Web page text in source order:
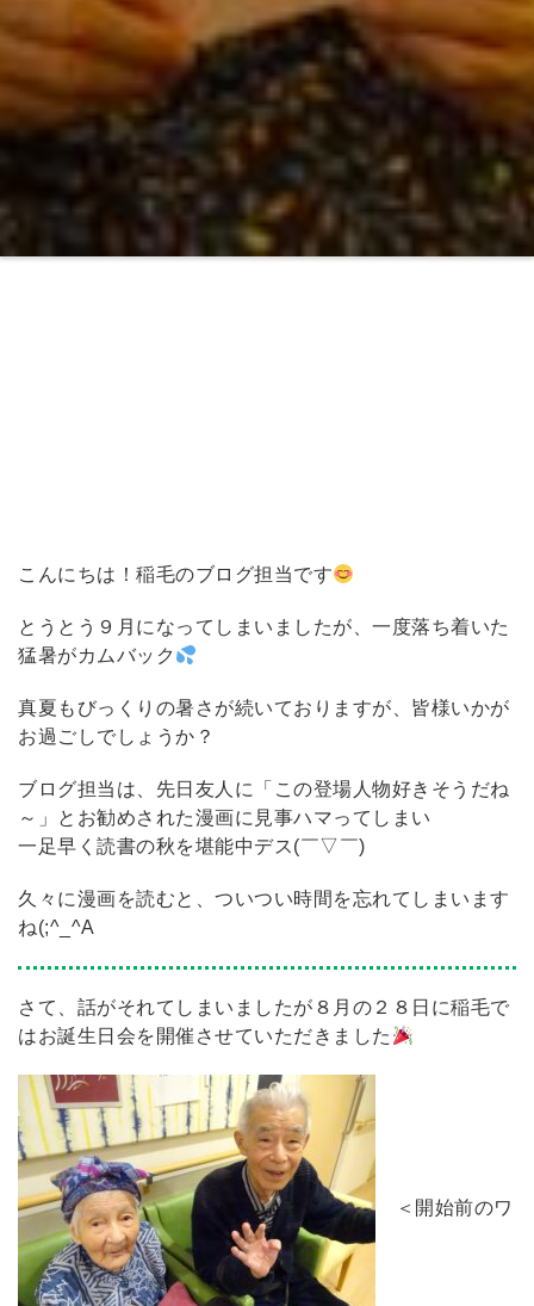
こんにちは！稲毛のブログ担当です
とうとう９月になってしまいましたが、一度落ち着いた
猛暑がカムバック
真夏もびっくりの暑さが続いておりますが、皆様いかが
お過ごしでしょうか？
ブログ担当は、先日友人に「この登場人物好きそうだね
～」とお勧めされた漫画に見事ハマってしまい
一足早く読書の秋を堪能中デス(￣▽￣)
久々に漫画を読むと、ついつい時間を忘れてしまいます
ね(;^_^A
さて、話がそれてしまいましたが８月の２８日に稲毛で
はお誕生日会を開催させていただきました
＜開始前のワ